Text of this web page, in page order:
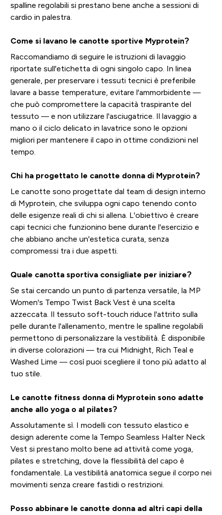
spalline regolabili si prestano bene anche a sessioni di
cardio in palestra.
Come si lavano le canotte sportive Myprotein?
Raccomandiamo di seguire le istruzioni di lavaggio
riportate sull'etichetta di ogni singolo capo. In linea
generale, per preservare i tessuti tecnici è preferibile
lavare a basse temperature, evitare l'ammorbidente —
che può compromettere la capacità traspirante del
tessuto — e non utilizzare l'asciugatrice. Il lavaggio a
mano o il ciclo delicato in lavatrice sono le opzioni
migliori per mantenere il capo in ottime condizioni nel
tempo.
Chi ha progettato le canotte donna di Myprotein?
Le canotte sono progettate dal team di design interno
di Myprotein, che sviluppa ogni capo tenendo conto
delle esigenze reali di chi si allena. L'obiettivo è creare
capi tecnici che funzionino bene durante l'esercizio e
che abbiano anche un'estetica curata, senza
compromessi tra i due aspetti.
Quale canotta sportiva consigliate per iniziare?
Se stai cercando un punto di partenza versatile, la MP
Women's Tempo Twist Back Vest è una scelta
azzeccata. Il tessuto soft-touch riduce l'attrito sulla
pelle durante l'allenamento, mentre le spalline regolabili
permettono di personalizzare la vestibilità. È disponibile
in diverse colorazioni — tra cui Midnight, Rich Teal e
Washed Lime — così puoi scegliere il tono più adatto al
tuo stile.
Le canotte fitness donna di Myprotein sono adatte
anche allo yoga o al pilates?
Assolutamente sì. I modelli con tessuto elastico e
design aderente come la Tempo Seamless Halter Neck
Vest si prestano molto bene ad attività come yoga,
pilates e stretching, dove la flessibilità del capo è
fondamentale. La vestibilità anatomica segue il corpo nei
movimenti senza creare fastidi o restrizioni.
Posso abbinare le canotte donna ad altri capi della